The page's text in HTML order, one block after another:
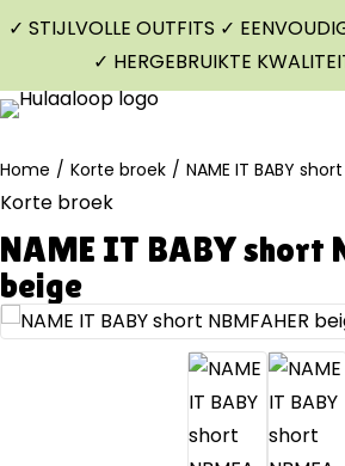
✓ STIJLVOLLE OUTFITS ✓
✓ HERGEBRUIKTE
Home / Korte broek / NAME IT BABY
Korte broek
NAME IT BABY short
beige